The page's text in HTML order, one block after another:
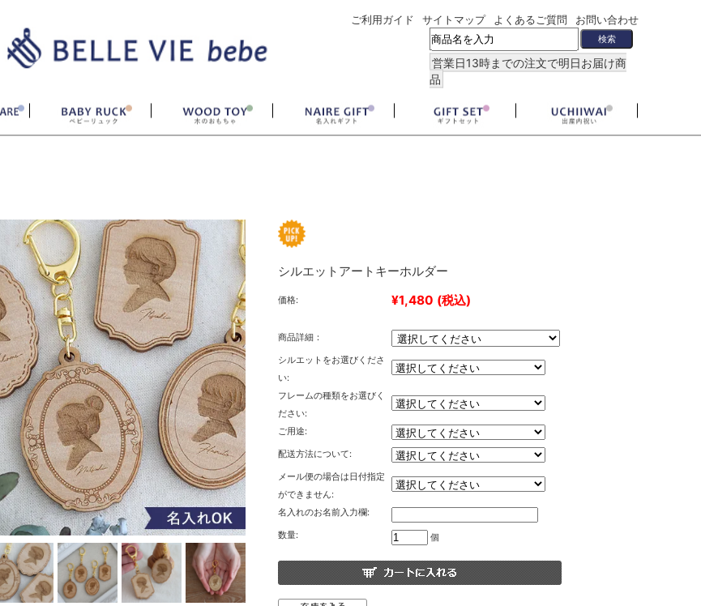
ご利用ガイド サイトマップ よくあるご質問 お問い合わせ
営業日13時までの注文で明日お届け商
品
シルエットアートキーホルダー
価格: ¥1,480 (税込)
商品詳細：
シルエットをお選びくださ
い:
フレームの種類をお選びく
ださい:
ご用途:
配送方法について:
メール便の場合は日付指定
ができません:
名入れのお名前入力欄:
数量:
個